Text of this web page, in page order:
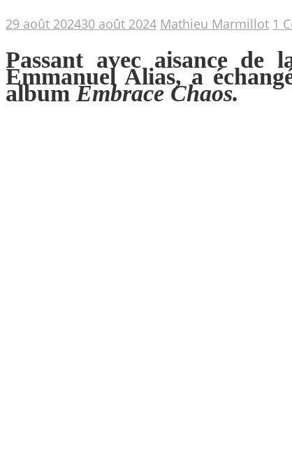
29 août 202430 août 2024 Mathieu Marmillot 1
Passant avec aisance de
Emmanuel Alias, a
albumEmbrace Chaos.